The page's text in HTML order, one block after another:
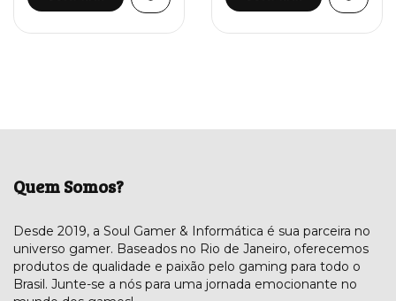
Quem Somos?
Desde 2019, a Soul Gamer & Informática é sua parceira no
universo gamer. Baseados no Rio de Janeiro, oferecemos
produtos de qualidade e paixão pelo gaming para todo o
Brasil. Junte-se a nós para uma jornada emocionante no